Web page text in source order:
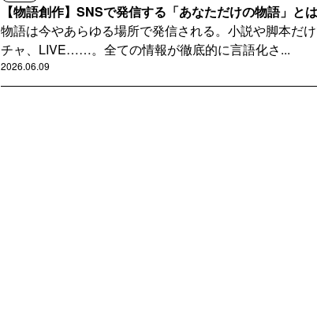
【物語創作】SNSで発信する「あなただけの物語」と
物語は今やあらゆる場所で発信される。小説や脚本だ
チャ、LIVE……。全ての情報が徹底的に言語化さ...
2026.06.09